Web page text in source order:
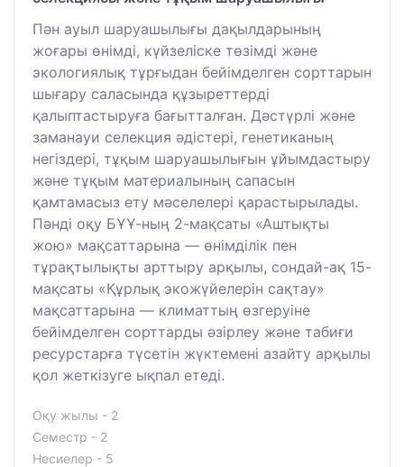
Пән ауыл шаруашылығы дақылдарының
жоғары өнімді, күйзеліске төзімді және
экологиялық тұрғыдан бейімделген сорттарын
шығару саласында құзыреттерді
қалыптастыруға бағытталған. Дәстүрлі және
заманауи селекция әдістері, генетиканың
негіздері, тұқым шаруашылығын ұйымдастыру
және тұқым материалының сапасын
қамтамасыз ету мәселелері қарастырылады.
Пәнді оқу БҰҰ-ның 2-мақсаты «Аштықты
жою» мақсаттарына — өнімділік пен
тұрақтылықты арттыру арқылы, сондай-ақ 15-
мақсаты «Құрлық экожүйелерін сақтау»
мақсаттарына — климаттың өзгеруіне
бейімделген сорттарды әзірлеу және табиғи
ресурстарға түсетін жүктемені азайту арқылы
қол жеткізуге ықпал етеді.
Оқу жылы - 2
Семестр - 2
Несиелер - 5